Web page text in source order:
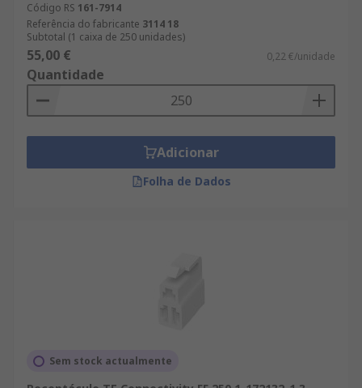
Código RS 161-7914
Referência do fabricante 3114 18
Subtotal (1 caixa de 250 unidades)
55,00 € 0,22 €/unidade
Quantidade
Adicionar
Folha de Dados
Sem stock actualmente